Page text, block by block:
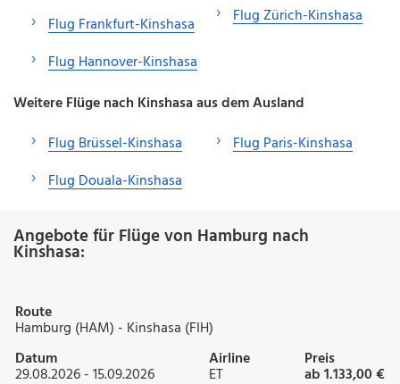
Flug Frankfurt-Kinshasa
Flug Hannover-Kinshasa
Flug Zürich-Kinshasa
Weitere Flüge nach Kinshasa aus dem Ausland
Flug Brüssel-Kinshasa
Flug Douala-Kinshasa
Flug Paris-Kinshasa
Angebote für Flüge von Hamburg nach
Kinshasa:
Route
Hamburg (HAM) - Kinshasa (FIH)
Datum
29.08.2026 - 15.09.2026
Airline
ET
Preis
ab 1.133,00 €